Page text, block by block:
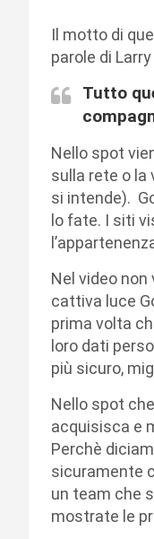
Il motto di
parole di
Tutto
Nello spot
sulla rete o la
si intende).
lo fate. I siti
Nel video
cattiva luce
prima volta
loro dati
più sicuro,
Nello spot
acquisisca e
Perchè
sicuramente
un team che
mostrate le